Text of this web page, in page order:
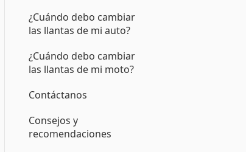
¿Cuándo debo cambiar
las llantas de mi auto?
¿Cuándo debo cambiar
las llantas de mi moto?
Contáctanos
Consejos y
recomendaciones